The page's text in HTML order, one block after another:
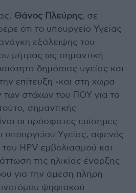
Θάνος Πλεύρης, σε
ότι το υπουργείο Υγείας
εξάλειψης του
μήτρας ως σημαντική
δημόσιας υγείας και
επίτευξη -και στη χώρα
των στόχων του ΠΟΥ για το
σημαντικής
οι πρόσφατες επίσημες
υπουργείου Υγείας, αφενός
HPV εμβολιασμού και
της ηλικίας έναρξης
για την άμεση πλήρη
ψηφιακού